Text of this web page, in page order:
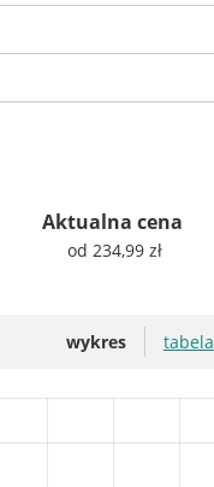
Aktualna cena
od 234,99 zł
wykres tabela